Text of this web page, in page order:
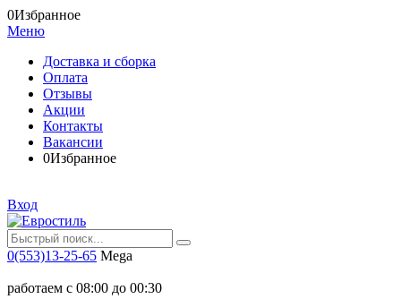
0Избранное
Меню
Доставка и сборка
Оплата
Отзывы
Акции
Контакты
Вакансии
0Избранное
Вход
0(553)13-25-65 Mega
работаем с 08:00 до 00:30